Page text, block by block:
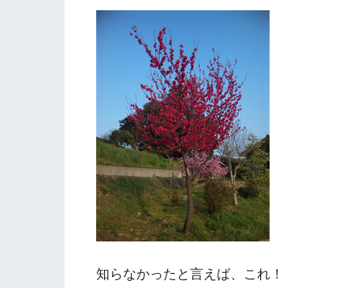
知らなかったと言えば、これ！